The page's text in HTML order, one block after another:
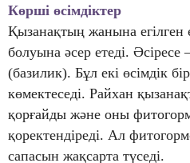
Көрші өсімдіктер
Қызанақтың жанына егілген
болуына әсер етеді.
(базилик). Бұл екі өсімдік
көмектеседі. Райхан
қорғайды және оны
қоректендіреді. Ал
сапасын жақсарта түседі.